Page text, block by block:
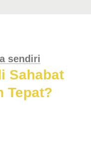
sendiri
Sahabat
Tepat?